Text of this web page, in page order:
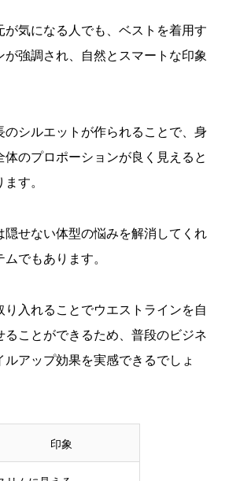
気になる人でも、ベストを着用す
が強調され、自然とスマートな印象
のシルエットが作られることで、身
のプロポーションが良く見えると
す。
隠せない体型の悩みを解消してくれ
でもあります。
入れることでウエストラインを自
ことができるため、普段のビジネ
アップ効果を実感できるでしょ
印象